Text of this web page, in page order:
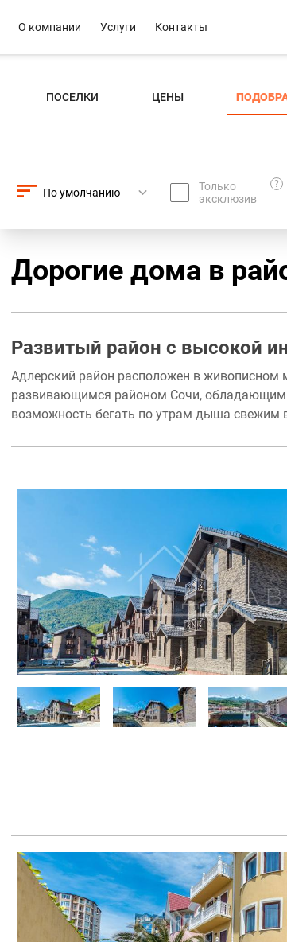
О компании Услуги Контакты
ПОСЕЛКИ ЦЕНЫ
Только
эксклюзив
?
Дорогие дома в
Развитый район с высокой
Адлерский район расположен в живописном
развивающимся районом Сочи, обладающим
возможность бегать по утрам дыша свежим